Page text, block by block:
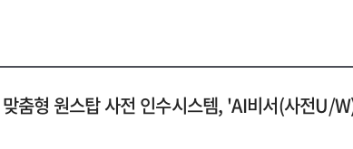
춤형 원스탑 사전 인수시스템, 'AI비서(사전U/